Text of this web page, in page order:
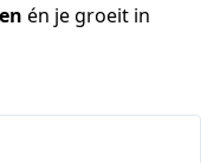
én je groeit in